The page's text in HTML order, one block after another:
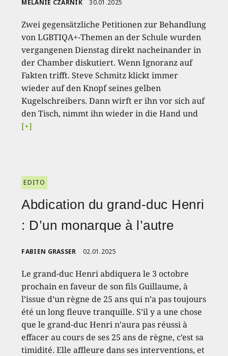
MELANIE CZARNIK 30.01.2025
Zwei gegensätzliche Petitionen zur Behandlung
von LGBTIQA+-Themen an der Schule wurden
vergangenen Dienstag direkt nacheinander in
der Chamber diskutiert. Wenn Ignoranz auf
Fakten trifft. Steve Schmitz klickt immer
wieder auf den Knopf seines gelben
Kugelschreibers. Dann wirft er ihn vor sich auf
den Tisch, nimmt ihn wieder in die Hand und
[+]
EDITO
Abdication du grand-duc Henri
: D’un monarque à l’autre
FABIEN GRASSER 02.01.2025
Le grand-duc Henri abdiquera le 3 octobre
prochain en faveur de son fils Guillaume, à
l’issue d’un règne de 25 ans qui n’a pas toujours
été un long fleuve tranquille. S’il y a une chose
que le grand-duc Henri n’aura pas réussi à
effacer au cours de ses 25 ans de règne, c’est sa
timidité. Elle affleure dans ses interventions, et